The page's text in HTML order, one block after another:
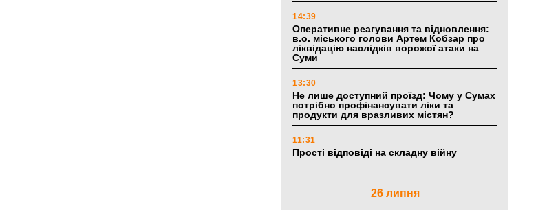
14:39
Оперативне реагування та відновлення:
в.о. міського голови Артем Кобзар про
ліквідацію наслідків ворожої атаки на
Суми
13:30
Не лише доступний проїзд: Чому у Сумах
потрібно профінансувати ліки та
продукти для вразливих містян?
11:31
Прості відповіді на складну війну
26 липня